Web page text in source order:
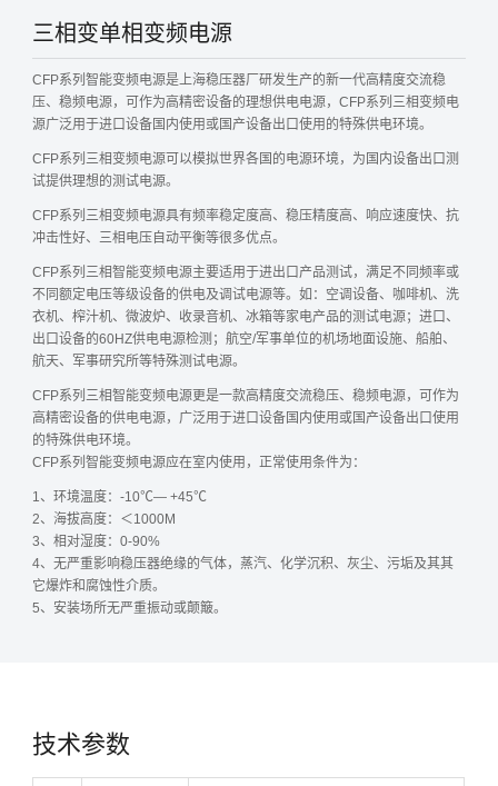
三相变单相变频电源
CFP系列智能变频电源是上海稳压器厂研发生产的新一代高精度交流稳
压、稳频电源，可作为高精密设备的理想供电电源，CFP系列三相变频电
源广泛用于进口设备国内使用或国产设备出口使用的特殊供电环境。
CFP系列三相变频电源可以模拟世界各国的电源环境，为国内设备出口测
试提供理想的测试电源。
CFP系列三相变频电源具有频率稳定度高、稳压精度高、响应速度快、抗
冲击性好、三相电压自动平衡等很多优点。
CFP系列三相智能变频电源主要适用于进出口产品测试，满足不同频率或
不同额定电压等级设备的供电及调试电源等。如：空调设备、咖啡机、洗
衣机、榨汁机、微波炉、收录音机、冰箱等家电产品的测试电源；进口、
出口设备的60HZ供电电源检测；航空/军事单位的机场地面设施、船舶、
航天、军事研究所等特殊测试电源。
CFP系列三相智能变频电源更是一款高精度交流稳压、稳频电源，可作为
高精密设备的供电电源，广泛用于进口设备国内使用或国产设备出口使用
的特殊供电环境。
CFP系列智能变频电源应在室内使用，正常使用条件为：
1、环境温度：-10℃— +45℃
2、海拔高度：＜1000M
3、相对湿度：0-90%
4、无严重影响稳压器绝缘的气体，蒸汽、化学沉积、灰尘、污垢及其其
它爆炸和腐蚀性介质。
5、安装场所无严重振动或颠簸。
技术参数